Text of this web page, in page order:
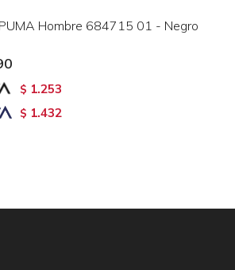
Hombre 684715 01 - Negro
$ 1.253
$ 1.432